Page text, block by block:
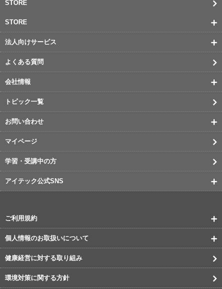
STORE
STORE
法人向けサービス
よくある質問
会社情報
トピック一覧
お問い合わせ
マイページ
学習・受講中の方
アイテック公式SNS
ご利用規約
個人情報のお取扱いについて
健康経営に対する取り組み
環境対策に関する方針